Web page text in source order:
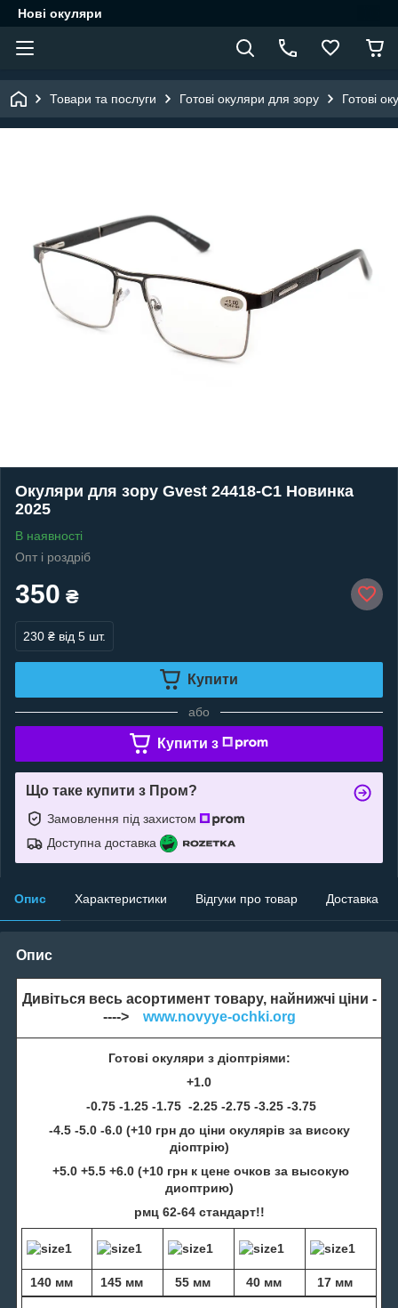
Нові окуляри
Товари та послуги Готові окуляри для зору Готові
Окуляри для зору Gvest 24418-C1 Новинка
2025
В наявності
Опт і роздріб
350 ₴
230 ₴ від 5 шт.
Купити
або
Купити з
Що таке купити з Пром?
Замовлення під захистом
Доступна доставка
Опис Характеристики Відгуки про товар Доставка
Опис
Дивіться весь асортимент товару, найнижчі ціни -
----> www.novyye-ochki.org
Готові окуляри з діоптріями:
+1.0
-0.75 -1.25 -1.75 -2.25 -2.75 -3.25 -3.75
-4.5 -5.0 -6.0 (+10 грн до ціни окулярів за високу
діоптрію)
+5.0 +5.5 +6.0 (+10 грн к цене очков за высокую
диоптрию)
рмц 62-64 стандарт!!
140 мм 145 мм 55 мм 40 мм 17 мм